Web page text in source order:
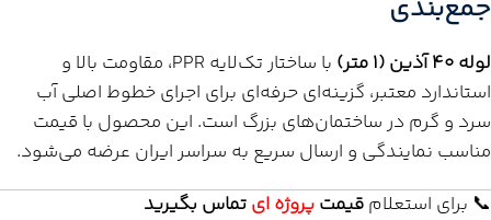
جمع‌بندی
لوله 40 آذین (1 متر)
با ساختار تک‌لایه PPR، مقاومت بالا و
استاندارد معتبر، گزینه‌ای حرفه‌ای برای اجرای خطوط اصلی آب
سرد و گرم در ساختمان‌های بزرگ است. این محصول با قیمت
مناسب نمایندگی و ارسال سریع به سراسر ایران عرضه می‌شود.
📞 برای استعلامقیمتپروژه ایتماس بگیرید